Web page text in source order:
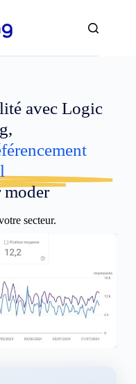
avec Logic
moder
secteur.